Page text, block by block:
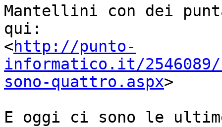
Mantellini con dei
qui:
<http://punto-
informatico.it/2546089/
sono-quattro.aspx>
E oggi ci sono le